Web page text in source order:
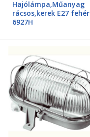
Hajólámpa,Műanyag
rácsos,kerek E27 fehér
6927H